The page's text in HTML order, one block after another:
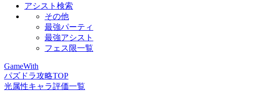
アシスト検索
その他
最強パーティ
最強アシスト
フェス限一覧
GameWith
パズドラ攻略TOP
光属性キャラ評価一覧